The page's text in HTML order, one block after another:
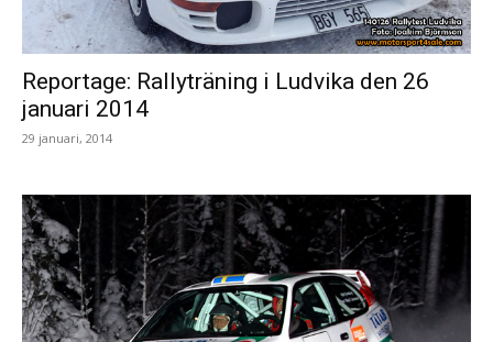
Reportage: Rallyträning i Ludvika den 26
januari 2014
29 januari, 2014